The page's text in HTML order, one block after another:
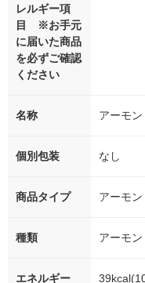
レルギー項
目 ※お手元
に届いた商品
を必ずご確認
ください
名称 アーモ
個別包装 なし
商品タイプ アーモン
種類 アーモン
エネルギー